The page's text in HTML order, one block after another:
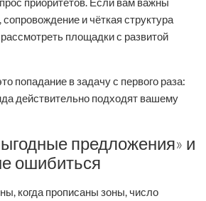
сопровождение и чёткая структура
площадки с развитой
попадание в задачу с первого раза:
действительно подходят вашему
предложения» и
ошибиться
когда прописаны зоны, число